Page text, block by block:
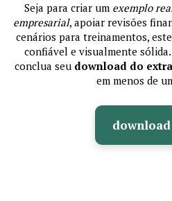
Seja para criar um exemplo
empresarial, apoiar revisões
cenários para treinamentos,
confiável e visualmente
conclua seu download do
em menos de